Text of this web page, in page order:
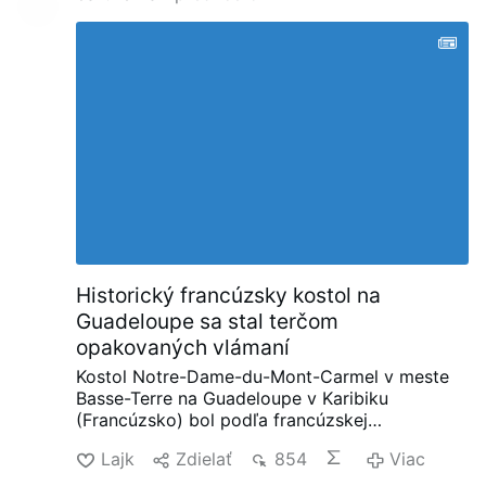
dramatickom a kľúčovom momente?‘ ‚Myslím,
Historický francúzsky kostol na
Guadeloupe sa stal terčom
opakovaných vlámaní
Kostol Notre-Dame-du-Mont-Carmel v meste
Basse-Terre na Guadeloupe v Karibiku
(Francúzsko) bol podľa francúzskej
posledné štyri mesiace terčom približne
Lajk Zdielať 854 Viac